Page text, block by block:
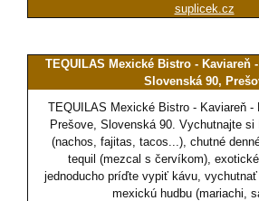
suplicek.cz
TEQUILAS Mexické Bistro - Kaviareň -
Slovenská 90,
TEQUILAS Mexické Bistro - Kaviareň -
Prešove, Slovenská 90. Vychutnajte
(nachos, fajitas, tacos...), chutné
tequil (mezcal s červíkom),
jednoducho príďte vypiť kávu,
mexickú hudbu (mariachi,